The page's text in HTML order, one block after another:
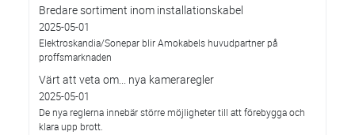
Bredare sortiment inom installationskabel
2025-05-01
Elektroskandia/Sonepar blir Amokabels huvudpartner på
proffsmarknaden
Värt att veta om... nya kameraregler
2025-05-01
De nya reglerna innebär större möjligheter till att förebygga och
klara upp brott.